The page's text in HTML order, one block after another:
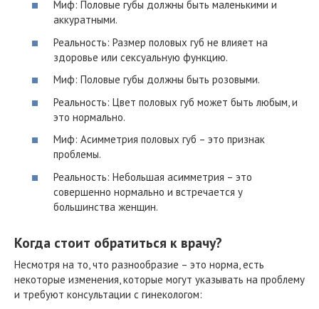
Миф: Половые губы должны быть маленькими и
аккуратными.
Реальность: Размер половых губ не влияет на
здоровье или сексуальную функцию.
Миф: Половые губы должны быть розовыми.
Реальность: Цвет половых губ может быть любым, и
это нормально.
Миф: Асимметрия половых губ – это признак
проблемы.
Реальность: Небольшая асимметрия – это
совершенно нормально и встречается у
большинства женщин.
Когда стоит обратиться к врачу?
Несмотря на то, что разнообразие – это норма, есть
некоторые изменения, которые могут указывать на проблему
и требуют консультации с гинекологом: